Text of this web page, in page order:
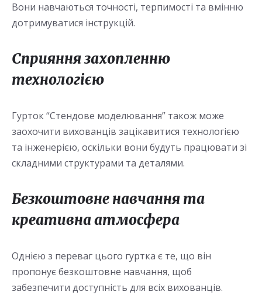
Вони навчаються точності, терпимості та вмінню
дотримуватися інструкцій.
Сприяння захопленню
технологією
Гурток “Стендове моделювання” також може
заохочити вихованців зацікавитися технологією
та інженерією, оскільки вони будуть працювати зі
складними структурами та деталями.
Безкоштовне навчання та
креативна атмосфера
Однією з переваг цього гуртка є те, що він
пропонує безкоштовне навчання, щоб
забезпечити доступність для всіх вихованців.